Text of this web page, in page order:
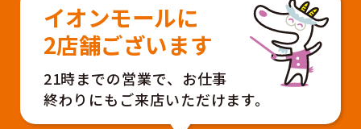
イオンモールに
2店舗ございます
21時までの営業で、お仕事
終わりにもご来店いただけます。